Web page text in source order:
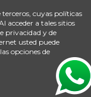
| Desarrollado por
cuyas políticas
acceder a tales sitios
privacidad y de
usted puede
opciones de